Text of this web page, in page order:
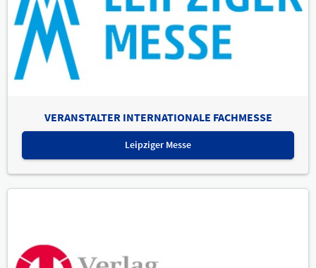
VERANSTALTER INTERNATIONALE FACHMESSE
Leipziger Messe